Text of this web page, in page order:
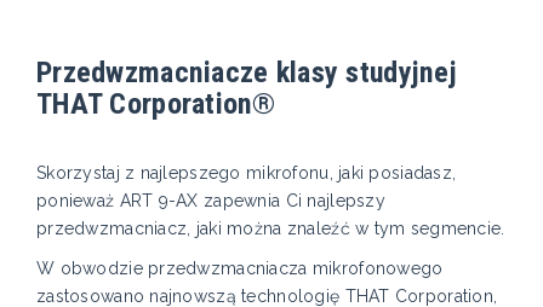
Przedwzmacniacze klasy studyjnej
THAT Corporation®
Skorzystaj z najlepszego mikrofonu, jaki posiadasz,
ponieważ ART 9-AX zapewnia Ci najlepszy
przedwzmacniacz, jaki można znaleźć w tym segmencie.
W obwodzie przedwzmacniacza mikrofonowego
zastosowano najnowszą technologię THAT Corporation,